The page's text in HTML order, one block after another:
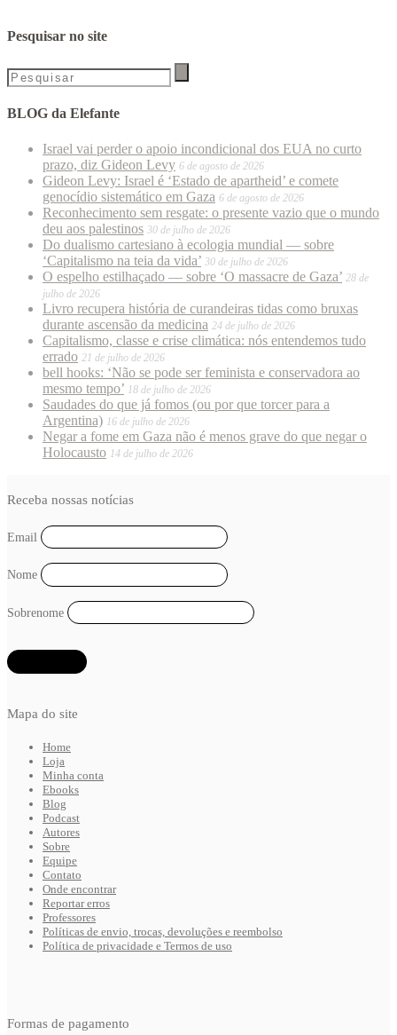
Pesquisar no site
BLOG da Elefante
Israel vai perder o apoio incondicional dos EUA no curto
prazo, diz Gideon Levy 6 de agosto de 2026
Gideon Levy: Israel é ‘Estado de apartheid’ e comete
genocídio sistemático em Gaza 6 de agosto de 2026
Reconhecimento sem resgate: o presente vazio que o mundo
deu aos palestinos 30 de julho de 2026
Do dualismo cartesiano à ecologia mundial — sobre
‘Capitalismo na teia da vida’ 30 de julho de 2026
O espelho estilhaçado — sobre ‘O massacre de Gaza’ 28 de
julho de 2026
Livro recupera história de curandeiras tidas como bruxas
durante ascensão da medicina 24 de julho de 2026
Capitalismo, classe e crise climática: nós entendemos tudo
errado 21 de julho de 2026
bell hooks: ‘Não se pode ser feminista e conservadora ao
mesmo tempo’ 18 de julho de 2026
Saudades do que já fomos (ou por que torcer para a
Argentina) 16 de julho de 2026
Negar a fome em Gaza não é menos grave do que negar o
Holocausto 14 de julho de 2026
Mapa do site
Home
Loja
Minha conta
Ebooks
Blog
Podcast
Autores
Sobre
Equipe
Contato
Onde encontrar
Reportar erros
Professores
Políticas de envio, trocas, devoluções e reembolso
Política de privacidade e Termos de uso
Receba nossas notícias
Email
Nome
Sobrenome
Formas de pagamento